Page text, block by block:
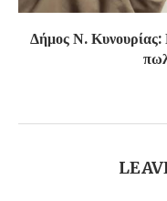
Δήμος Ν.